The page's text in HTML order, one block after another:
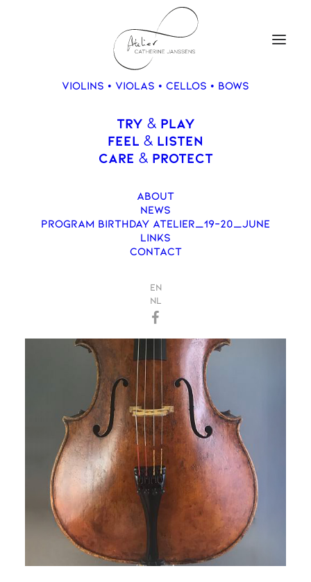
VIOLINS • VIOLAS • CELLOS • BOWS
TRY &PLAY
FEEL & LISTEN
CARE &PROTECT
ABOUT
NEWS
PROGRAM BIRTHDAY ATELIER_19-20_JUNE
LINKS
CONTACT
EN
NL
Cello, JANSSENS,
Catherine, 2022